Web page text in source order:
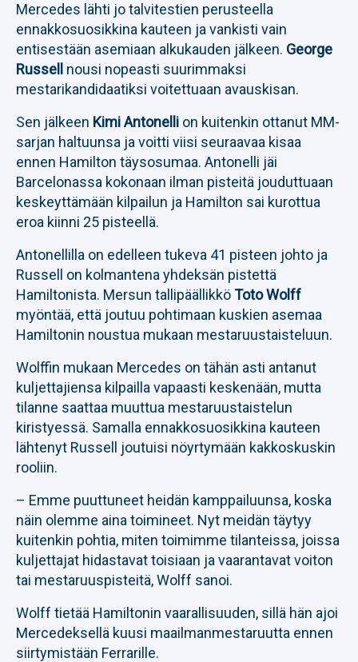
Mercedes lähti jo talvitestien perusteella
ennakkosuosikkina kauteen ja vankisti vain
entisestään asemiaan alkukauden jälkeen. George
Russell
nousi nopeasti suurimmaksi
mestarikandidaatiksi voitettuaan avauskisan.
Sen jälkeen Kimi Antonelli on kuitenkin ottanut MM-
sarjan haltuunsa ja voitti viisi seuraavaa kisaa
ennen Hamilton täysosumaa. Antonelli jäi
Barcelonassa kokonaan ilman pisteitä jouduttuaan
keskeyttämään kilpailun ja Hamilton sai kurottua
eroa kiinni 25 pisteellä.
Antonellilla on edelleen tukeva 41 pisteen johto ja
Russell on kolmantena yhdeksän pistettä
Hamiltonista. Mersun tallipäällikköToto Wolff
myöntää, että joutuu pohtimaan kuskien asemaa
Hamiltonin noustua mukaan mestaruustaisteluun.
Wolffin mukaan Mercedes on tähän asti antanut
kuljettajiensa kilpailla vapaasti keskenään, mutta
tilanne saattaa muuttua mestaruustaistelun
kiristyessä. Samalla ennakkosuosikkina kauteen
lähtenyt Russell joutuisi nöyrtymään kakkoskuskin
rooliin.
– Emme puuttuneet heidän kamppailuunsa, koska
näin olemme aina toimineet. Nyt meidän täytyy
kuitenkin pohtia, miten toimimme tilanteissa, joissa
kuljettajat hidastavat toisiaan ja vaarantavat voiton
tai mestaruuspisteitä, Wolff sanoi.
Wolff tietää Hamiltonin vaarallisuuden, sillä hän ajoi
Mercedeksellä kuusi maailmanmestaruutta ennen
siirtymistään Ferrarille.